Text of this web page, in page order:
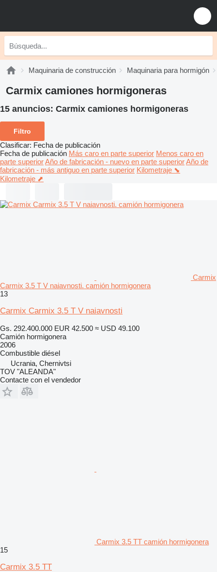
Maquinaria de construcción Maquinaria para hormigón
Carmix camiones hormigoneras
15 anuncios: Carmix camiones hormigoneras
Filtro
Clasificar: Fecha de publicación
Fecha de publicación Más caro en parte superior Menos caro en
parte superiorAño de fabricación - nuevo en parte superiorAño de
fabricación - más antiguo en parte superior Kilometraje ⬊
Kilometraje ⬈
Carmix
Carmix 3.5 T V naiavnosti. camión hormigonera
13
Carmix Carmix 3.5 T V naiavnosti
Gs. 292.400.000 EUR 42.500 ≈ USD 49.100
Camión hormigonera
2006
Combustible diésel
Ucrania, Chernivtsi
TOV "ALEANDA"
Contacte con el vendedor
Carmix 3.5 TT camión hormigonera
15
Carmix 3.5 TT